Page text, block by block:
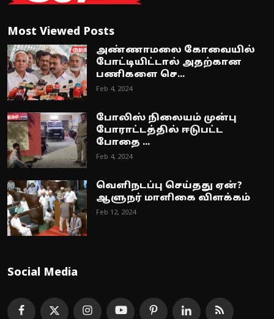
Most Viewed Posts
அண்ணாமலை கோவையில்
போட்டியிட்டால் அதற்கான
பணிகளை செ...
Feb 4, 2024
போலிஸ் நிலையம் முன்பு
போராட்டத்தில் ஈடுபட்ட
போதை ...
Feb 4, 2024
வெளிநடப்பு செய்தது ஏன்?
ஆளுநர் மாளிகை விளக்கம்
Feb 12, 2024
Social Media